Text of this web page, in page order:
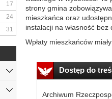
strony gmina
mieszkańca oraz
instalacji na własność bez
Wpłaty mieszkańców
Dostęp do
Archiwum
17
24
31